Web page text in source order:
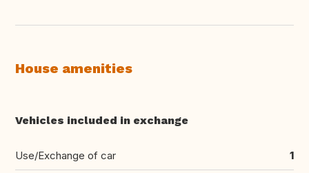
House amenities
Vehicles included in exchange
Use/Exchange of car 1